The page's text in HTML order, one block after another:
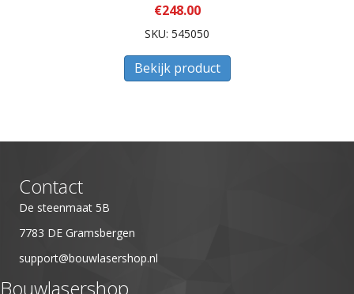
€248.00
SKU: 545050
Bekijk product
Contact
De steenmaat 5B
7783 DE Gramsbergen
support@bouwlasershop.nl
Bouwlasershop